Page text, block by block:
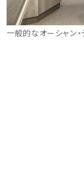
一般的なオーシャン